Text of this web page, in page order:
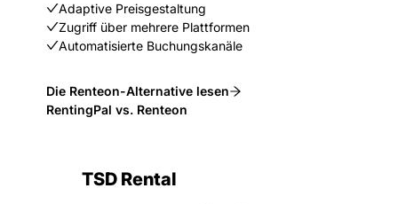
Adaptive Preisgestaltung
Zugriff über mehrere Plattformen
Automatisierte Buchungskanäle
Die Renteon-Alternative lesen
RentingPal vs. Renteon
TSD Rental